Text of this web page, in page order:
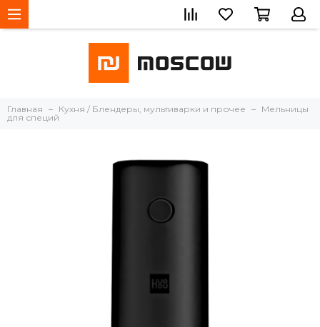
Главная Кухня / Блендеры, мультиварки и прочее
Мельницы
для специй